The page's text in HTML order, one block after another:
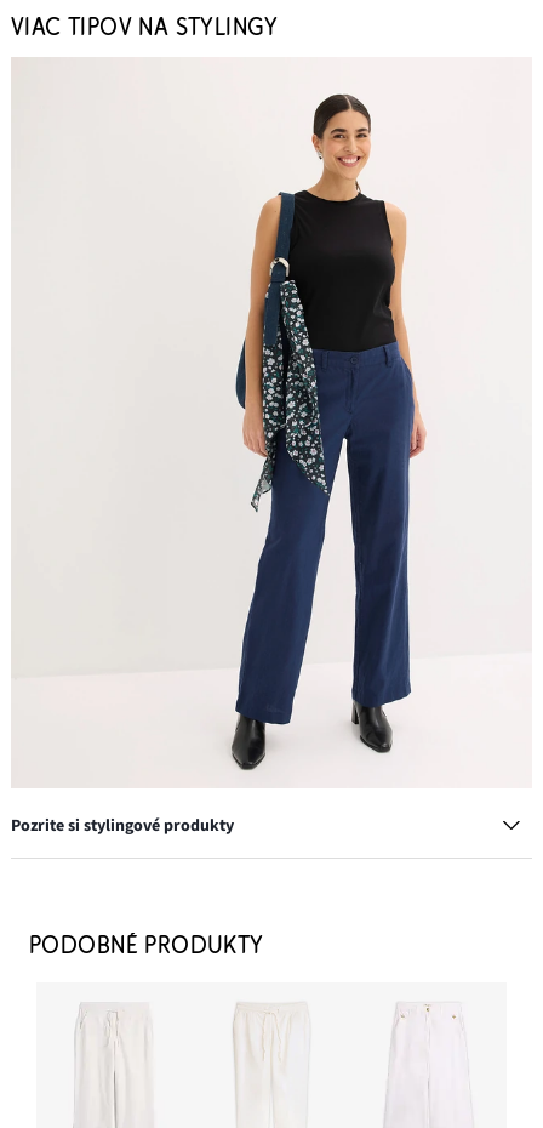
VIAC TIPOV NA STYLINGY
Pozrite si stylingové produkty
11,99 €
Šatka (2 ks) s kvetovaným dizajnom
PODOBNÉ PRODUKTY